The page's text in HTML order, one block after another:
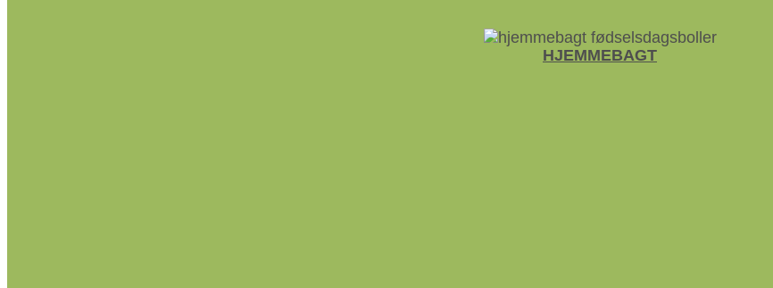
HJEMME­BAGT